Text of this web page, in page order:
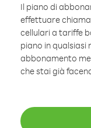
Il piano di
effettuare
cellulari a tariffe
piano in qualsiasi
abbonamento
che stai già